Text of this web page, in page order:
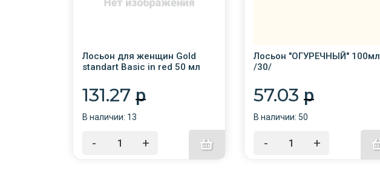
Лосьон для женщин Gold
standart Basic in red 50 мл
131.27 p
В наличии: 13
- +
Лосьон "ОГУРЕЧНЫЙ" 100мл
/30/
57.03p
В наличии: 50
- +